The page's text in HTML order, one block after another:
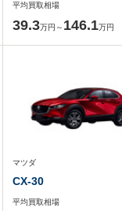
平均買取相場
39.3万円～ 146.1万円
マツダ
CX-30
平均買取相場